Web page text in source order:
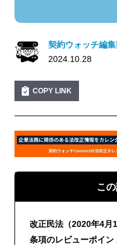
契約ウォッチ編
2024.10.28
COPY LINK
こ
改正民法（2020年4月
条項のレビューポイン